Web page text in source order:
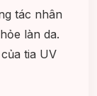
tác nhân
làn da.
tia UV